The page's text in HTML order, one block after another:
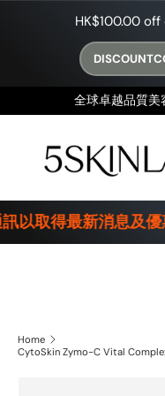
SKIP TO CONTENT
HK$100.00
全球卓越品質美
Search
Product type
All
取得最新消息及優
Home
CytoSkin Zymo-C Vital